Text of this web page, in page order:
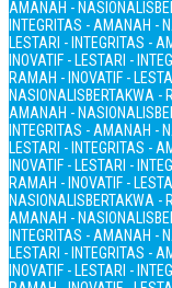
AMANAH - NASIONALIS
INTEGRITAS - AMANAH -
LESTARI - INTEGRITAS -
INOVATIF - LESTARI -
RAMAH - INOVATIF -
NASIONALISBERTAKWA -
AMANAH - NASIONALIS
INTEGRITAS - AMANAH -
LESTARI - INTEGRITAS -
INOVATIF - LESTARI -
RAMAH - INOVATIF -
NASIONALISBERTAKWA -
AMANAH - NASIONALIS
INTEGRITAS - AMANAH -
LESTARI - INTEGRITAS -
INOVATIF - LESTARI -